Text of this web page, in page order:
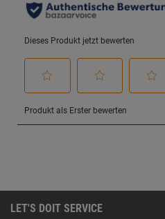
LET'S DOIT SERVICE